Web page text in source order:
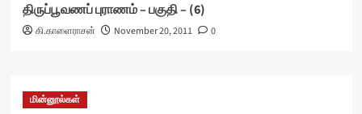
திருப்பூவணப் புராணம் – பகுதி – (6)
கி.காளைராசன் November 20, 2011 0
மின்னூல்கள்